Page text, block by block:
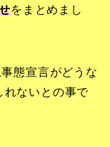
をまとめまし
態宣言がどうな
れないとの事で